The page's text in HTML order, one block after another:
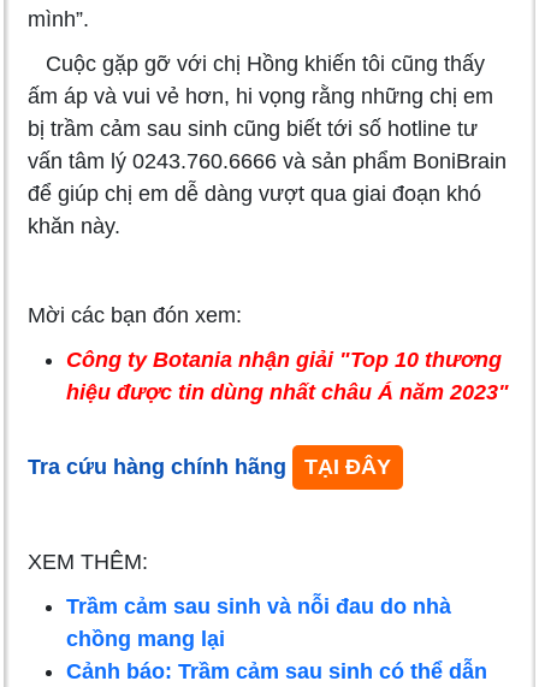
mình”.
Cuộc gặp gỡ với chị Hồng khiến tôi cũng thấy
ấm áp và vui vẻ hơn, hi vọng rằng những chị em
bị trầm cảm sau sinh cũng biết tới số hotline tư
vấn tâm lý 0243.760.6666 và sản phẩm BoniBrain
để giúp chị em dễ dàng vượt qua giai đoạn khó
khăn này.
Mời các bạn đón xem:
Công ty Botania nhận giải "Top 10 thương
hiệu được tin dùng nhất châu Á năm 2023"
Tra cứu hàng chính hãng TẠI ĐÂY
XEM THÊM:
Trầm cảm sau sinh và nỗi đau do nhà
chồng mang lại
Cảnh báo: Trầm cảm sau sinh có thể dẫn